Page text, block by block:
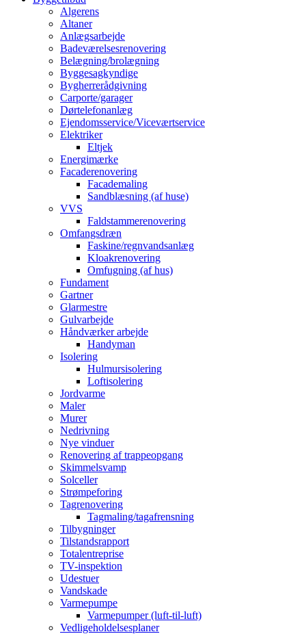
Algerens
Altaner
Anlægsarbejde
Badeværelsesrenovering
Belægning/brolægning
Byggesagkyndige
Bygherrerådgivning
Carporte/garager
Dørtelefonanlæg
Ejendomsservice/Viceværtservice
Elektriker
Eltjek
Energimærke
Facaderenovering
Facademaling
Sandblæsning (af huse)
VVS
Faldstammerenovering
Omfangsdræn
Faskine/regnvandsanlæg
Kloakrenovering
Omfugning (af hus)
Fundament
Gartner
Glarmestre
Gulvarbejde
Håndværker arbejde
Handyman
Isolering
Hulmursisolering
Loftisolering
Jordvarme
Maler
Murer
Nedrivning
Nye vinduer
Renovering af trappeopgang
Skimmelsvamp
Solceller
Strømpeforing
Tagrenovering
Tagmaling/tagafrensning
Tilbygninger
Tilstandsrapport
Totalentreprise
TV-inspektion
Udestuer
Vandskade
Varmepumpe
Varmepumper (luft-til-luft)
Vedligeholdelsesplaner